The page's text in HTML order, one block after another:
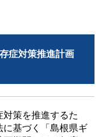
症対策推進計画
策を推進するた
基づく「島根県ギ